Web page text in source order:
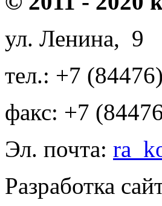
ул. Ленина, 9
тел.: +7
факс: +7
Эл. почта:
Разработка